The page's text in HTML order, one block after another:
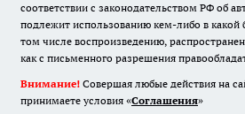
соответствии с законодательством РФ об
подлежит использованию кем-либо в
том числе воспроизведению,
как с письменного разрешения
Внимание! Совершая любые действия на
принимаете условия «Cоглашения»